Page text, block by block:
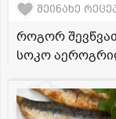
შეინახე
როგორ
სოკო